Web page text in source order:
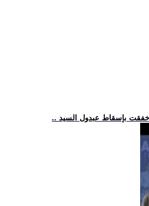
بإسقاط عبدول السيد